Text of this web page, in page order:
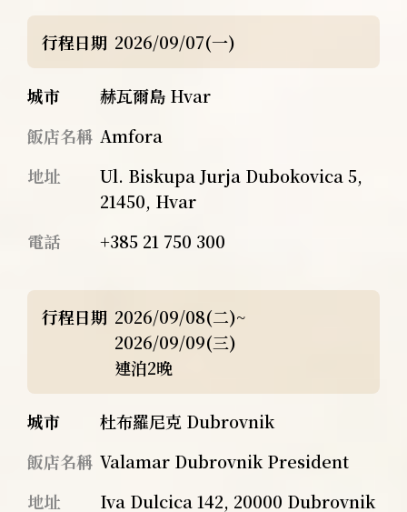
行程日期 2026/09/07(一)
城市
赫瓦爾島 Hvar
飯店名稱 Amfora
地址
Ul. Biskupa Jurja Dubokovica 5,
21450, Hvar
電話
+385 21 750 300
行程日期 2026/09/08(二)~
2026/09/09(三)
連泊2晚
城市
杜布羅尼克 Dubrovnik
飯店名稱 Valamar Dubrovnik President
地址
Iva Dulcica 142, 20000 Dubrovnik